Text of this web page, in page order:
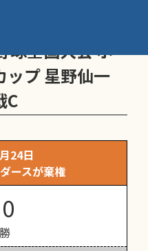
ーナメント
球全国大会 ポ
ップ 星野仙一
C
24日
ースが棄権